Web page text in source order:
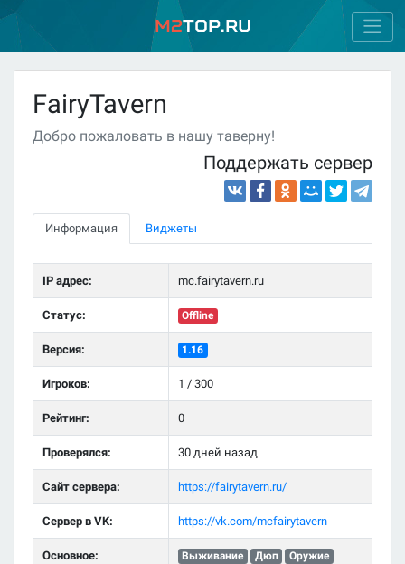
M2Top.ru
FairyTavern
Добро пожаловать в нашу таверну!
Поддержать сервер
Информация Виджеты
IP адрес: mc.fairytavern.ru
Статус: Offline
Версия: 1.16
Игроков: 1 / 300
Рейтинг: 0
Проверялся: 30 дней назад
Сайт сервера: https://fairytavern.ru/
Сервер в VK: https://vk.com/mcfairytavern
Основное: Выживание Дюп
Оружие